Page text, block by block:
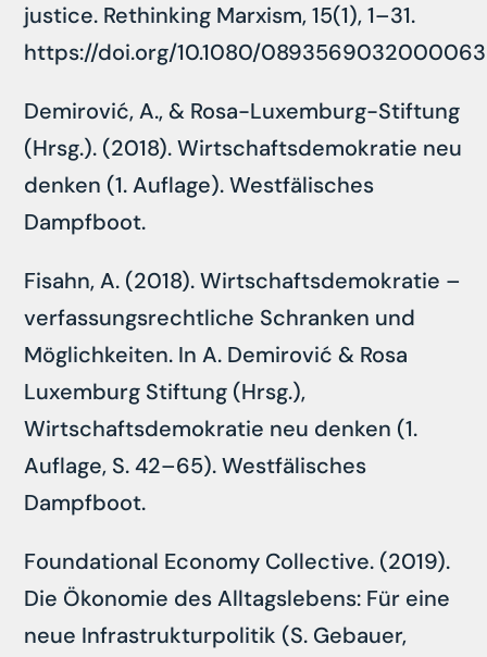
justice. Rethinking Marxism, 15(1), 1–31.
https://doi.org/10.1080/
Demirović, A., & Rosa-Luxemburg-Stiftung
(Hrsg.). (2018). Wirtschaftsdemokratie neu
denken (1. Auflage). Westfälisches
Dampfboot.
Fisahn, A. (2018). Wirtschaftsdemokratie –
verfassungsrechtliche Schranken und
Möglichkeiten. In A. Demirović & Rosa
Luxemburg Stiftung (Hrsg.),
Wirtschaftsdemokratie neu denken (1.
Auflage, S. 42–65). Westfälisches
Dampfboot.
Foundational Economy Collective. (2019).
Die Ökonomie des Alltagslebens: Für eine
neue Infrastrukturpolitik (S. Gebauer,